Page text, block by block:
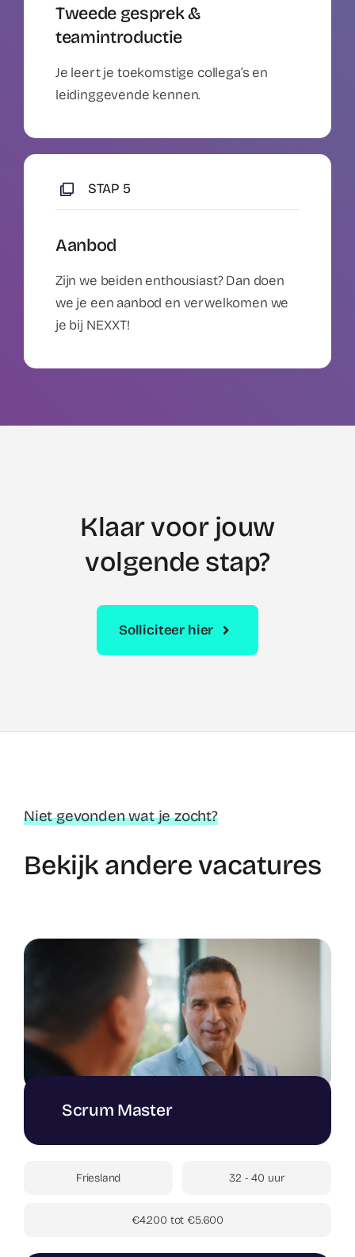
Tweede gesprek &
teamintroductie
Je leert je toekomstige collega’s en
leidinggevende kennen.
STAP 5
Aanbod
Zijn we beiden enthousiast? Dan doen
we je een aanbod en verwelkomen we
je bij NEXXT!
Klaar voor jouw
volgende stap?
Solliciteer hier
Niet gevonden wat je zocht?
Bekijk andere vacatures
Scrum Master
Friesland 32 - 40 uur
€4.200 tot €5.600